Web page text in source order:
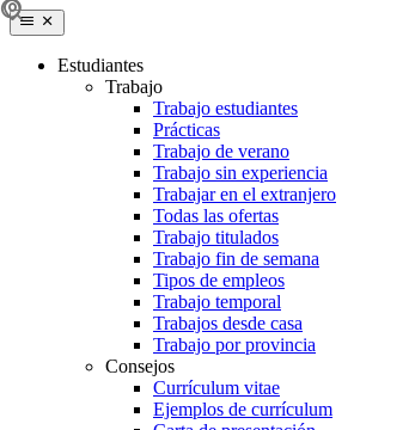
Estudiantes
Trabajo
Trabajo estudiantes
Prácticas
Trabajo de verano
Trabajo sin experiencia
Trabajar en el extranjero
Todas las ofertas
Trabajo titulados
Trabajo fin de semana
Tipos de empleos
Trabajo temporal
Trabajos desde casa
Trabajo por provincia
Consejos
Currículum vitae
Ejemplos de currículum